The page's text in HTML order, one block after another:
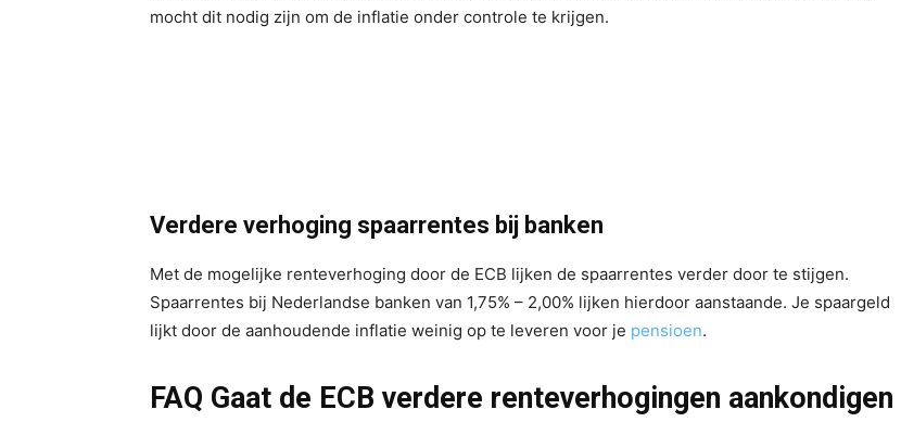
mocht dit nodig zijn om de inflatie onder controle te krijgen.
Verdere verhoging spaarrentes bij banken
Met de mogelijke renteverhoging door de ECB lijken de spaarrentes verder door te stijgen.
Spaarrentes bij Nederlandse banken van 1,75% – 2,00% lijken hierdoor aanstaande. Je spaargeld
lijkt door de aanhoudende inflatie weinig op te leveren voor je pensioen.
FAQ Gaat de ECB verdere renteverhogingen aankondigen